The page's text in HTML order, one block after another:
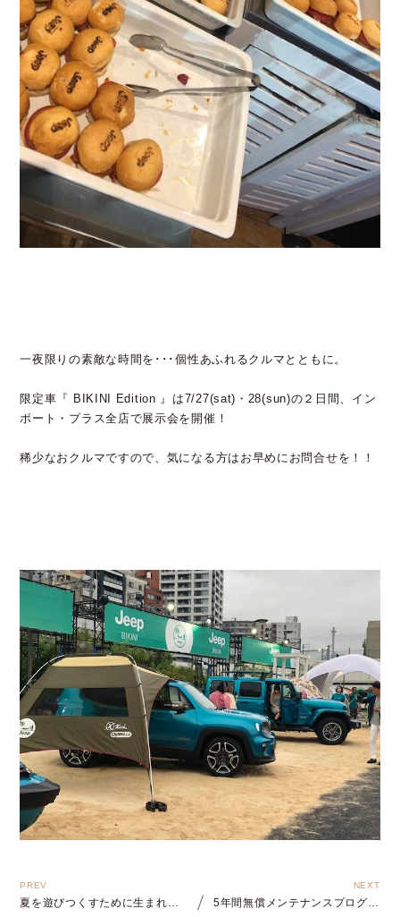
一夜限りの素敵な時間を･･･個性あふれるクルマとともに。
限定車『 BIKINI Edition 』は7/27(sat)・28(sun)の２日間、イン
ポート・プラス全店で展示会を開催！
稀少なおクルマですので、気になる方はお早めにお問合せを！！
夏を遊びつくすために生まれたLimited Edition 5年間無償メンテナンスプログラム